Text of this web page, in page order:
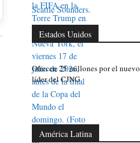
Estados Unidos
Ofrecen 25 millones por el nuevo
líder del CJNG
América Latina